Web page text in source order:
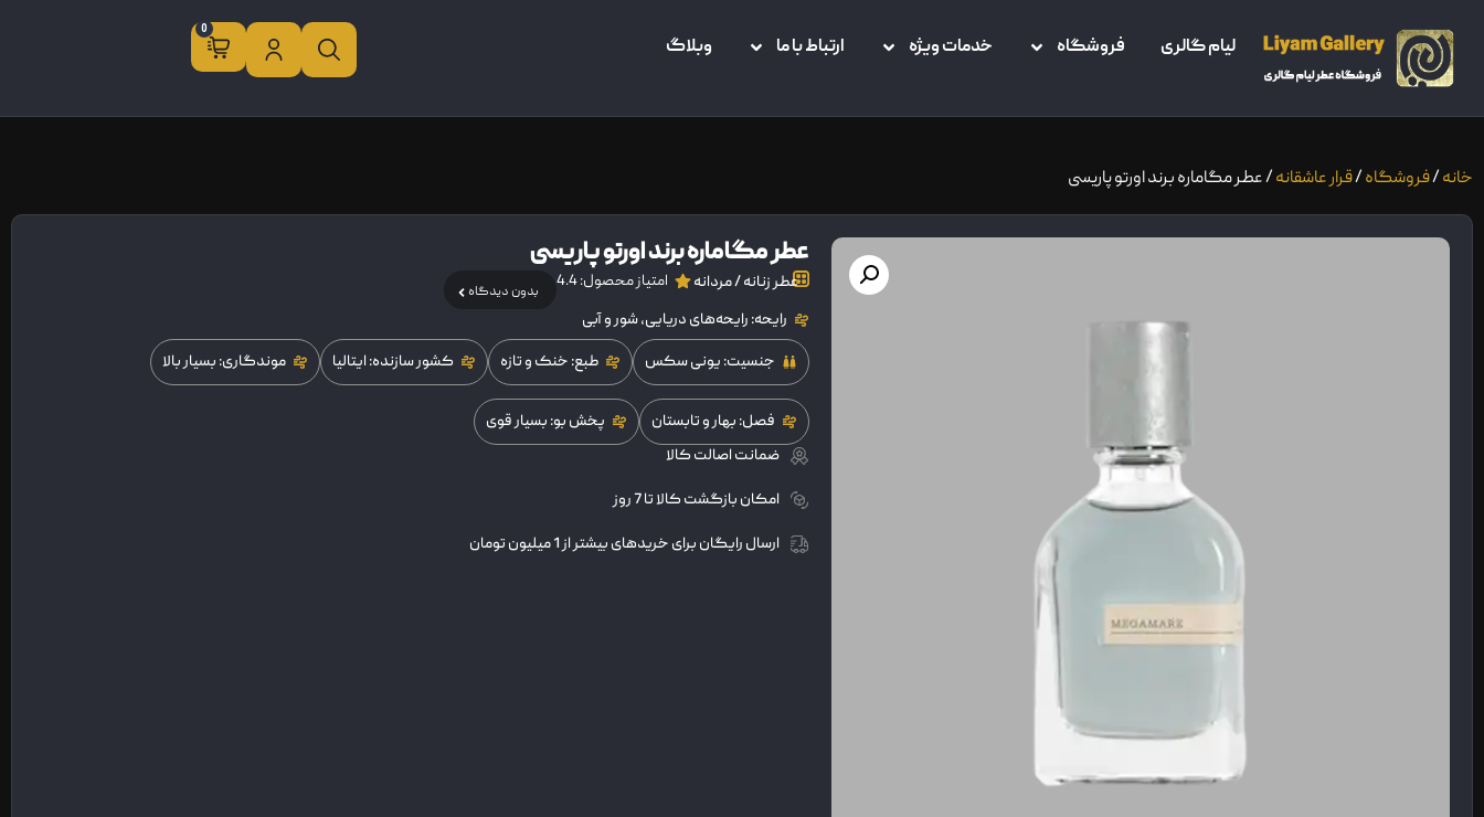
لیام گالری فروشگاه خدمات ویژه ارتباط با ما وبلاگ
0
خانه/فروشگاه/قرار عاشقانه/ عطر مگاماره برند اورتو پاریسی
عطر مگاماره برند اورتو پاریسی
عطر زنانه / مردانه امتیاز محصول: 4.4 بدون دیدگاه
رایحه: رایحه‌های دریایی، شور و آبی
جنسیت: یونی سکس
طبع: خنک و تازه کشور سازنده: ایتالیا موندگاری: بسیار بالا
فصل: بهار و تابستان
پخش بو: بسیار قوی
ضمانت اصالت کالا
امکان بازگشت کالا تا 7 روز
ارسال رایگان برای خریدهای بیشتر از 1 میلیون تومان